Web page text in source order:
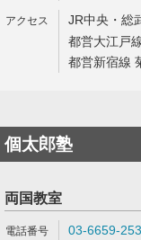
JR中央・総
都営大江戸
都営新宿線
個太郎塾
両国教室
03-6659-